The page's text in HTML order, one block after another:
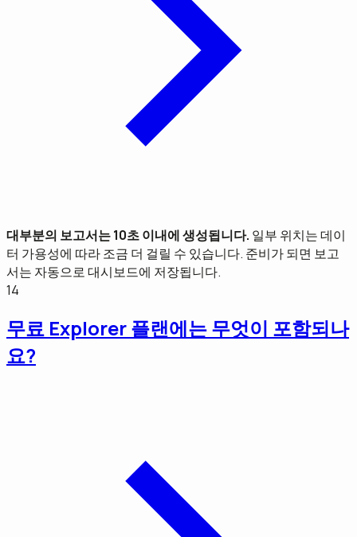
대부분의 보고서는 10초 이내에 생성됩니다. 일부 위치는 데이
터 가용성에 따라 조금 더 걸릴 수 있습니다. 준비가 되면 보고
서는 자동으로 대시보드에 저장됩니다.
14
무료 Explorer 플랜에는 무엇이 포함되나
요?